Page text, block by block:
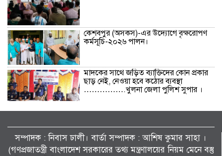
কেশবপুর (অসকস)-এর উদ্যোগে বৃক্ষরোপণ
কর্মসূচি-২০২৬ পালন।
মাদকের সাথে জড়িত ব্যাক্তিদের কোন প্রকার
ছাড় নেই, নেওয়া হবে কঠোর ব্যবস্থা
…………….খুলনা জেলা পুলিশ সুপার ।
সম্পাদক : নিবাস ঢালী। বার্তা সম্পাদক : আশিষ কুমাৱ সাহা ।
(গণপ্রজাতন্ত্রী বাংলাদেশ সরকারের তথ্য মন্ত্রণালয়ের নিয়ম মেনে বস্তু